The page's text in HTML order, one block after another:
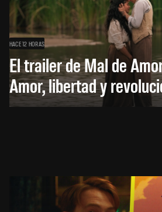
HACE 12 HORAS
El trailer de Mal de
Amor, libertad y